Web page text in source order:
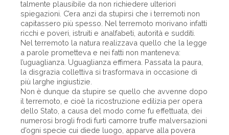
talmente plausibile da non richiedere ulteriori
spiegazioni. C’era anzi da stupirsi che i terremoti non
capitassero più spesso. Nel terremoto morivano infatti
ricchi e poveri, istruiti e analfabeti, autorità e sudditi.
Nel terremoto la natura realizzava quello che la legge
a parole prometteva e nei fatti non manteneva:
l’uguaglianza. Uguaglianza effimera. Passata la paura,
la disgrazia collettiva si trasformava in occasione di
più larghe ingiustizie.
Non è dunque da stupire se quello che avvenne dopo
il terremoto, e cioè la ricostruzione edilizia per opera
dello Stato, a causa del modo come fu effettuata, dei
numerosi brogli frodi furti camorre truffe malversazioni
d’ogni specie cui diede luogo, apparve alla povera